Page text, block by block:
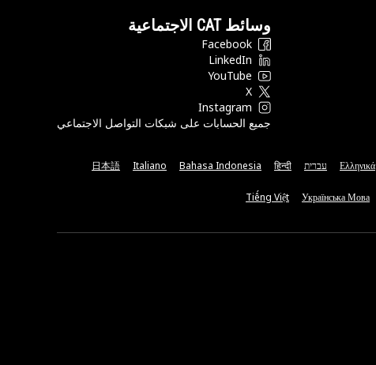
وسائط CAT الاجتماعية
Facebook
LinkedIn
YouTube
X
Instagram
جميع الحسابات على شبكات التواصل الاجتماعي
Ελληνικά עברית हिन्दी
Bahasa Indonesia
Italiano
日本語
Українська Мова
Tiếng Việt